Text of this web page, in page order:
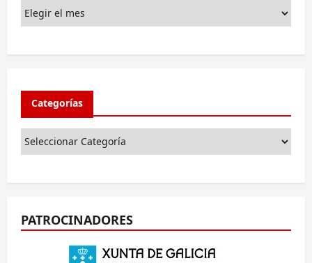
Categorías
PATROCINADORES